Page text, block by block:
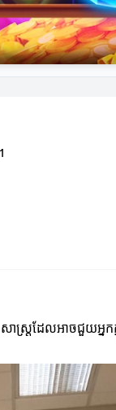
ស្រ្តដែលអាចជួយអ្នក